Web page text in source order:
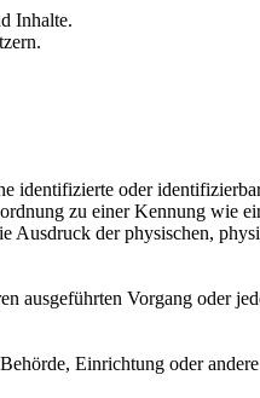
Inhalte.
identifizierte oder
zu einer Kennung
Ausdruck der physischen,
ausgeführten Vorgang oder
Einrichtung oder